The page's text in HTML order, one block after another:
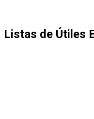
Listas de Útiles